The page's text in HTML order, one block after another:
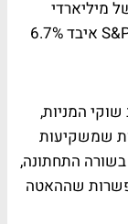
מיליארדי
דולרים (אם לא למעלה מכך). אגב, ה-S&P500 איבד 6.7%
המניות,
שמשקיעות
בשורה התחתונה,
שההאטה